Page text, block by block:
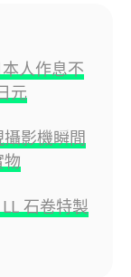
人作息不
元
影機瞬間
石卷特製